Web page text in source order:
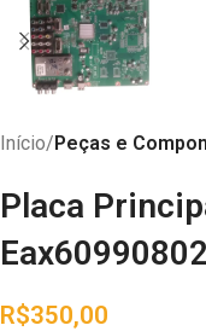
Início Peças e
Placa
R$350,00